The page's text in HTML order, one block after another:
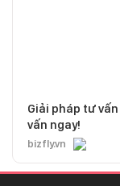
Giải pháp tư
vấn ngay!
bizfly.vn